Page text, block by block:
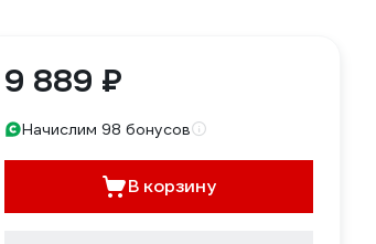
9 889 ₽
Начислим 98 бонусов
В корзину